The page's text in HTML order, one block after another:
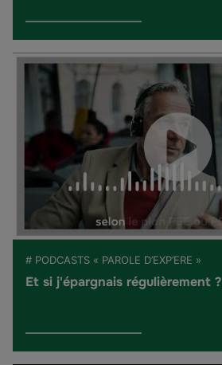
# PODCASTS « PAROLE D’EXP’ERE »
Et si j'épargnais régulièrement ?